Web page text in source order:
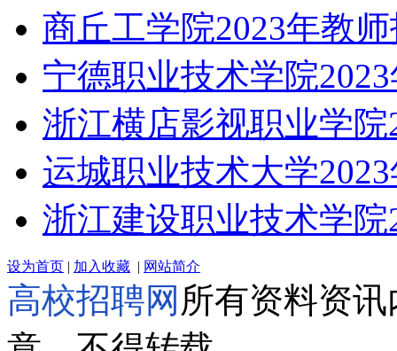
商丘工学院2023年教
宁德职业技术学院
浙江横店影视职业学院
运城职业技术大学
浙江建设职业技术学院
设为首页 | 加入收藏 | 网站简介
高校招聘网 所有资料资